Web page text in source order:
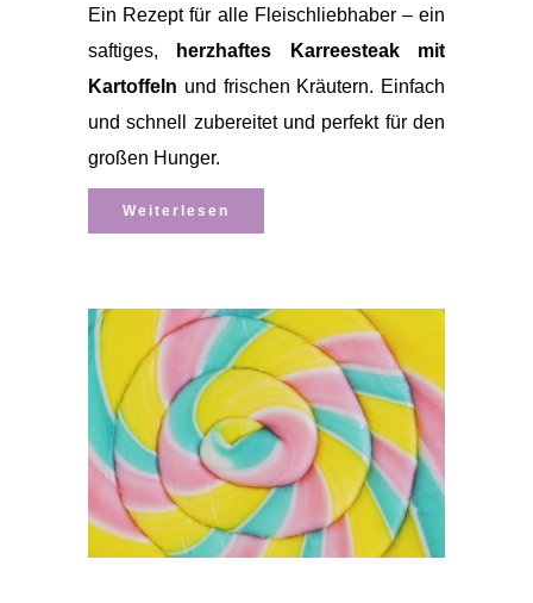
Ein Rezept für alle Fleischliebhaber – ein
saftiges,
herzhaftes Karreesteak mit
Kartoffeln und frischen Kräutern. Einfach
und schnell zubereitet und perfekt für den
großen Hunger.
Weiterlesen